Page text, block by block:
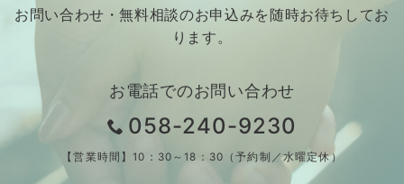
お問い合わせ・無料相談のお申込みを随時お待ちしてお
ります。
お電話でのお問い合わせ
058-240-9230
【営業時間】10：30～18：30（予約制／水曜定休）